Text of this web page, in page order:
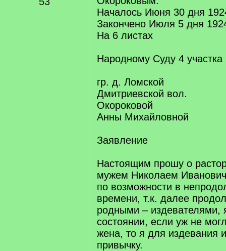
Началось Июня 30 дня
Закончено Июля 5 дня
На 6 листах
Народному Суду 4 участка
гр. д. Ломской
Дмитриевской вол.
Окороковой
Анны Михайловной
Заявление
Настоящим прошу о
мужем Николаем
по возможности в
времени, т.к. далее
родными – издевателями,
состоянии, если уж не
жена, то я для издевания
привычку.